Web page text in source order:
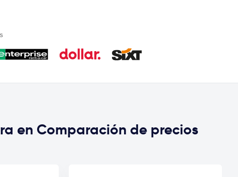
en Comparación de precios